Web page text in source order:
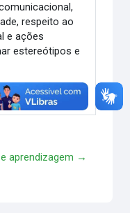
respeito ao
e ações
estereótipos e
Responder
aprendizagem →